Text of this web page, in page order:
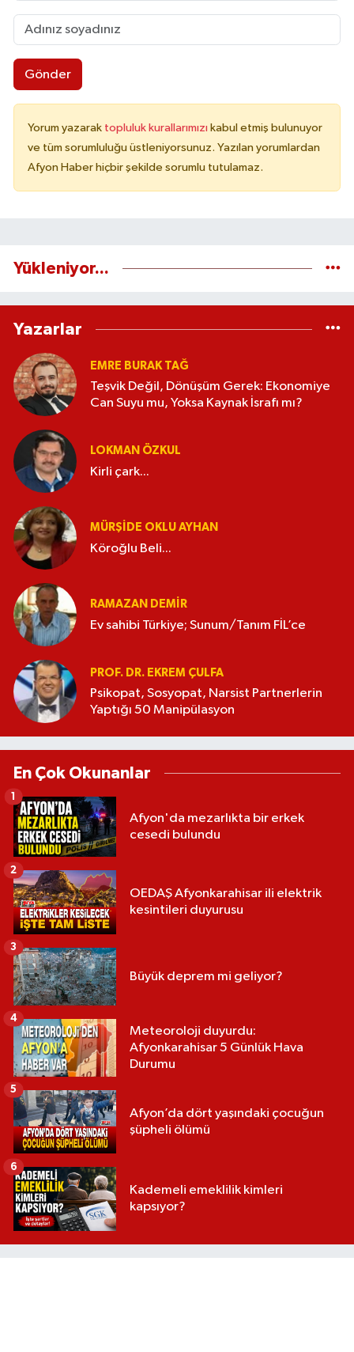
Gönder
Yorum yazarak topluluk kurallarımızı kabul etmiş bulunuyor
ve tüm sorumluluğu üstleniyorsunuz. Yazılan yorumlardan
Afyon Haber hiçbir şekilde sorumlu tutulamaz.
Yükleniyor...
Yazarlar
EMRE BURAK TAĞ
Teşvik Değil, Dönüşüm Gerek: Ekonomiye
Can Suyu mu, Yoksa Kaynak İsrafı mı?
LOKMAN ÖZKUL
Kirli çark...
MÜRŞIDE OKLU AYHAN
Köroğlu Beli...
RAMAZAN DEMİR
Ev sahibi Türkiye; Sunum/Tanım FİL’ce
PROF. DR. EKREM ÇULFA
Psikopat, Sosyopat, Narsist Partnerlerin
Yaptığı 50 Manipülasyon
En Çok Okunanlar
Afyon'da mezarlıkta bir erkek
cesedi bulundu
1
OEDAŞ Afyonkarahisar ili elektrik
kesintileri duyurusu
2
Büyük deprem mi geliyor?
3
Meteoroloji duyurdu:
Afyonkarahisar 5 Günlük Hava
Durumu
4
Afyon’da dört yaşındaki çocuğun
şüpheli ölümü
5
Kademeli emeklilik kimleri
kapsıyor?
6